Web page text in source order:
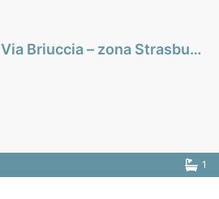
Ufficio in vendita – Via Briuccia – zona Strasburgo – Palermo
1